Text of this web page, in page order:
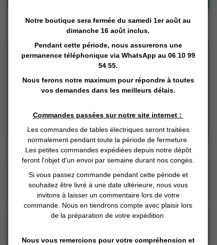
Click and Collect
Vous Réservez en ligne
Nous préparons
Vous retirez en magasin
Notre boutique sera fermée du samedi 1er août au
dimanche 16 août inclus.
Pendant cette période, nous assurerons une
permanence téléphonique via WhatsApp au 06 10 99
54 55.
Nous ferons notre maximum pour répondre à toutes
vos demandes dans les meilleurs délais.
Commandes passées sur notre site internet :
Les commandes de tables électriques seront traitées
normalement pendant toute la période de fermeture.
Les petites commandes expédiées depuis notre dépôt
feront l'objet d'un envoi par semaine durant nos congés.
Si vous passez commande pendant cette période et
souhaitez être livré à une date ultérieure, nous vous
invitons à laisser un commentaire lors de votre
commande. Nous en tiendrons compte avec plaisir lors
de la préparation de votre expédition.
Nous vous remercions pour votre compréhension et